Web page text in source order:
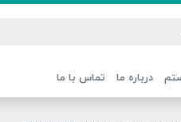
درباره ما تماس با ما